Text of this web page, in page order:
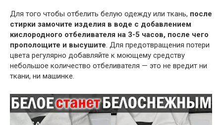
Для того чтобы отбелить белую одежду или ткань, после
стирки замочите изделия в воде с добавлением
кислородного отбеливателя на 3-5 часов, после чего
прополощите и высушите. Для предотвращения потери
цвета регулярно добавляйте к моющему средству
небольшое количество отбеливателя — это не вредит ни
ткани, ни машинке.